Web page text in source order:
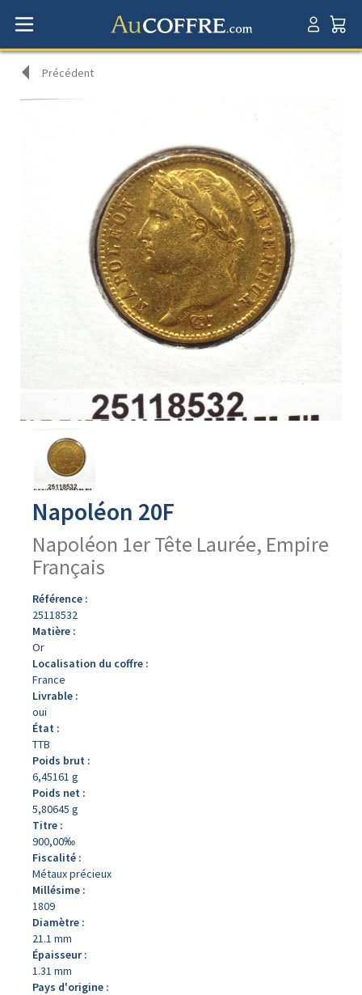
Précédent
produit
Napoléon 20F
Napoléon 1er Tête Laurée, Empire
Français
Référence :
25118532
Matière :
Or
Localisation du coffre :
France
Livrable :
oui
État :
TTB
Poids brut :
6,45161 g
Poids net :
5,80645 g
Titre :
900,00‰
Fiscalité :
Métaux précieux
Millésime :
1809
Diamètre :
21.1 mm
Épaisseur :
1.31 mm
Pays d'origine :